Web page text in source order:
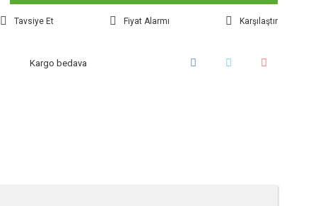
Tavsiye Et Fiyat Alarmı Karşılaştır
Kargo bedava